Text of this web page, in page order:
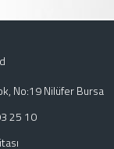
No:19 Nilüfer Bursa
25 10